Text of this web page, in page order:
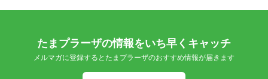
たまプラーザの情報をいち早くキャッチ
メルマガに登録するとたまプラーザのおすすめ情報が届きます